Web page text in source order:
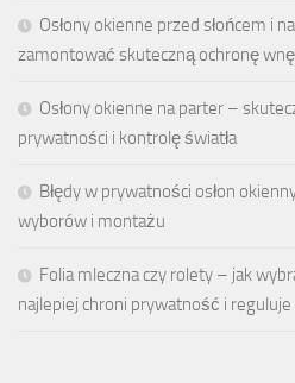
Osłony okienne przed słońcem i
zamontować skuteczną ochronę
Osłony okienne na parter –
prywatności i kontrolę światła
Błędy w prywatności osłon
wyborów i montażu
Folia mleczna czy rolety – jak
najlepiej chroni prywatność i reguluje